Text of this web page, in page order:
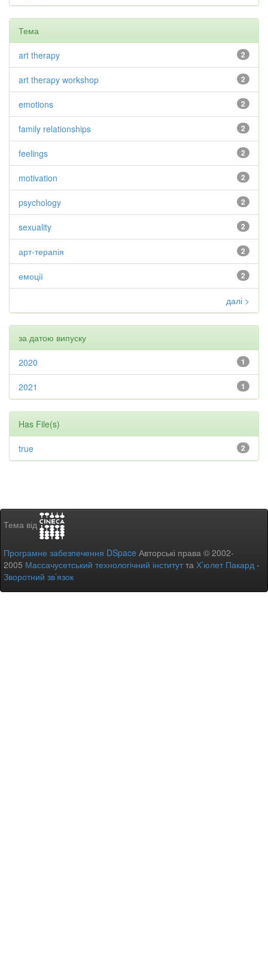
Тема
2
art therapy
2
art therapy workshop
2
emotions
2
family relationships
2
feelings
2
motivation
2
psychology
2
sexuality
2
арт-терапія
2
емоції
далі >
за датою випуску
1
2020
1
2021
Has File(s)
2
true
Тема від
Програмне забезпечення DSpace Авторські права © 2002-
2005 Массачусетський технологічний інститутта Х’юлет Пакард -
Зворотний зв’язок